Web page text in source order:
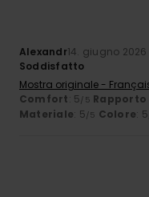
Alexandr14. giugno 2026
Soddisfatto
Mostra originale -
Comfort: 5/5
Materiale: 5/5 Colore: 5